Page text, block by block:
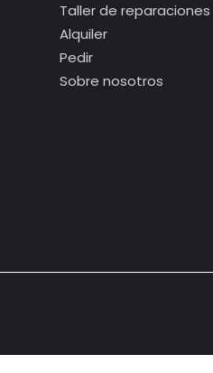
Taller de reparaciones
Alquiler
Pedir
Sobre nosotros